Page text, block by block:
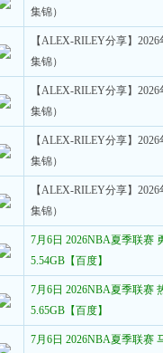
集锦）
【ALEX-RILEY分享】
集锦）
【ALEX-RILEY分享】
集锦）
【ALEX-RILEY分享】
集锦）
【ALEX-RILEY分享】
集锦）
7月6日 2026NBA夏季联赛
5.54GB【百度】
7月6日 2026NBA夏季联赛
5.65GB【百度】
7月6日 2026NBA夏季联赛